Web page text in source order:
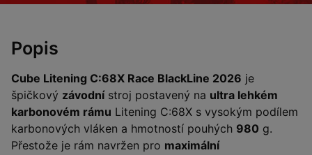
Popis
Cube Litening C:68X Race BlackLine 2026 je
špičkový závodnístroj postavený na ultra lehkém
karbonovém rámu Litening C:68X s vysokým podílem
karbonových vláken a hmotností pouhých 980 g.
Přestože je rám navržen pro maximální